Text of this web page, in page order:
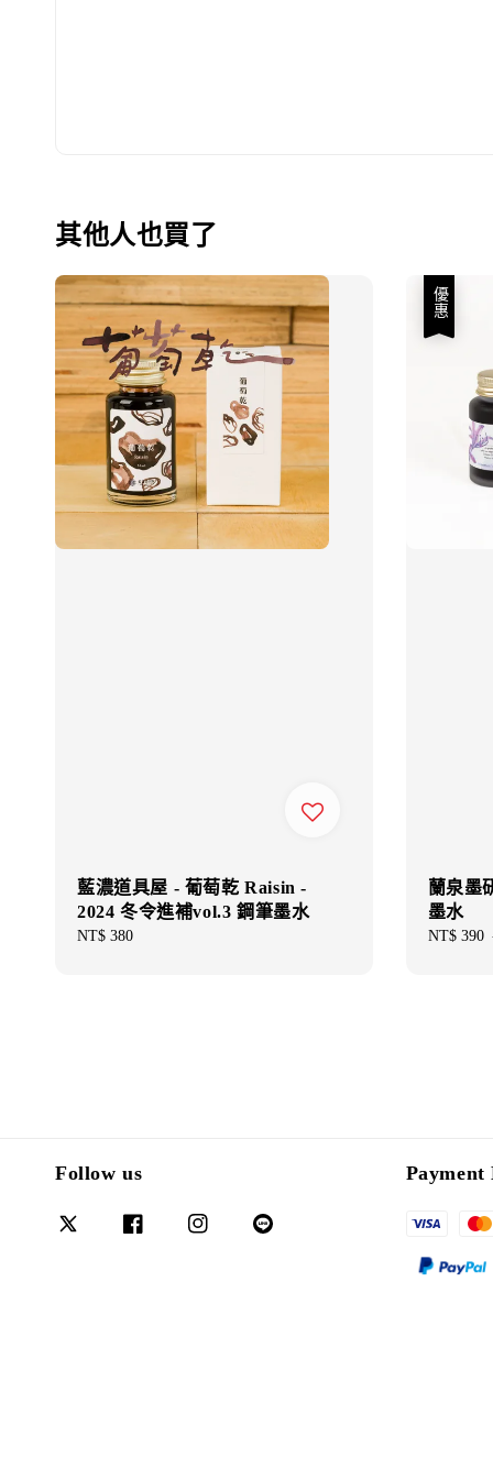
其他人也買了
藍濃道具屋 - 葡萄乾 Raisin -
2024 冬令進補vol.3 鋼筆墨水
Regular
NT$ 380
優惠
蘭泉墨
墨水
Sale
NT$ 390
Follow us Payment